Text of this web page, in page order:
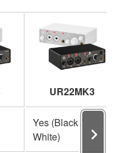
UR22MK3
Yes (Black /
White)